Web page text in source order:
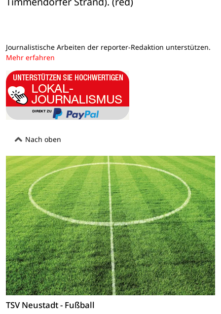
Journalistische Arbeiten der reporter-Redaktion unterstützen.
Mehr erfahren
Nach oben
TSV Neustadt - Fußball